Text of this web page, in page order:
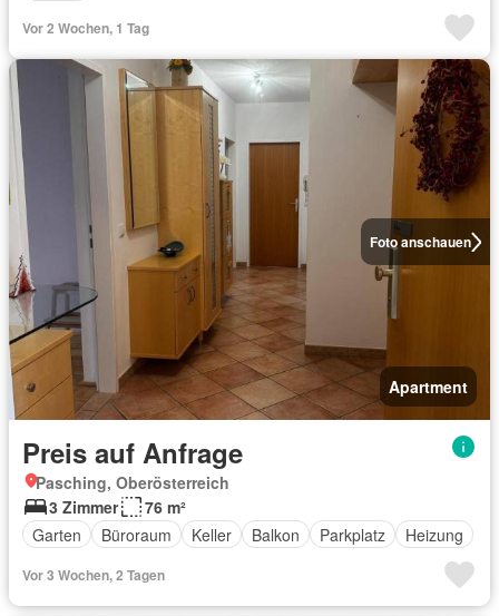
Vor 2 Wochen, 1 Tag
Foto anschauen
Apartment
Preis auf Anfrage
Pasching, Oberösterreich
3 Zimmer
76 m²
Garten
Büroraum Keller Balkon Parkplatz Heizung
Vor 3 Wochen, 2 Tagen